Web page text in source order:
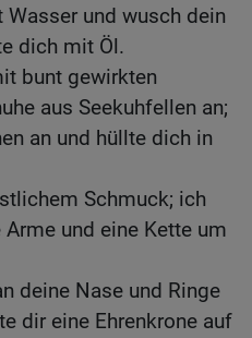
und wusch dein
dich mit Öl.
bunt gewirkten
aus Seekuhfellen an;
an und hüllte dich in
Schmuck; ich
und eine Kette um
deine Nase und Ringe
dir eine Ehrenkrone auf